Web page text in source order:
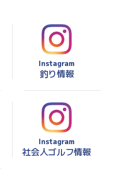
Instagram
釣り情報
Instagram
社会人ゴルフ情報